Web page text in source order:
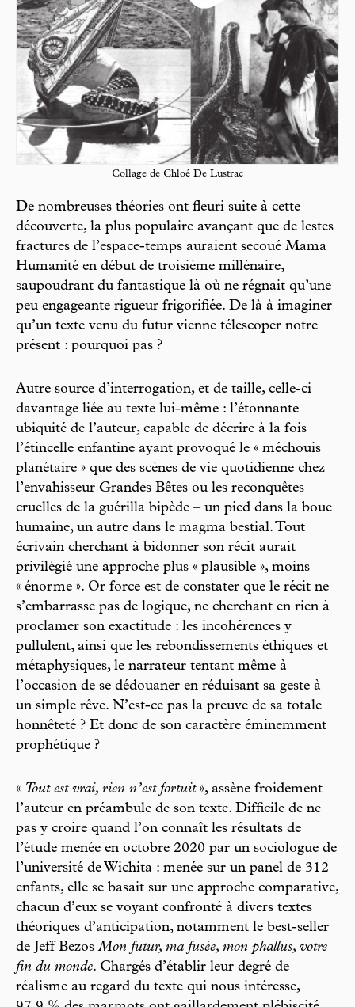
Collage de Chloé De Lustrac
De nombreuses théories ont fleuri suite à cette
découverte, la plus populaire avançant que de lestes
fractures de l’espace-temps auraient secoué Mama
Humanité en début de troisième millénaire,
saupoudrant du fantastique là où ne régnait qu’une
peu engageante rigueur frigorifiée. De là à imaginer
qu’un texte venu du futur vienne télescoper notre
présent : pourquoi pas ?
Autre source d’interrogation, et de taille, celle-ci
davantage liée au texte lui-même : l’étonnante
ubiquité de l’auteur, capable de décrire à la fois
l’étincelle enfantine ayant provoqué le « méchouis
planétaire » que des scènes de vie quotidienne chez
l’envahisseur Grandes Bêtes ou les reconquêtes
cruelles de la guérilla bipède – un pied dans la boue
humaine, un autre dans le magma bestial. Tout
écrivain cherchant à bidonner son récit aurait
privilégié une approche plus « plausible », moins
« énorme ». Or force est de constater que le récit ne
s’embarrasse pas de logique, ne cherchant en rien à
proclamer son exactitude : les incohérences y
pullulent, ainsi que les rebondissements éthiques et
métaphysiques, le narrateur tentant même à
l’occasion de se dédouaner en réduisant sa geste à
un simple rêve. N’est-ce pas la preuve de sa totale
honnêteté ? Et donc de son caractère éminemment
prophétique ?
« Tout est vrai, rien n’est fortuit», assène froidement
l’auteur en préambule de son texte. Difficile de ne
pas y croire quand l’on connaît les résultats de
l’étude menée en octobre 2020 par un sociologue de
l’université de Wichita : menée sur un panel de 312
enfants, elle se basait sur une approche comparative,
chacun d’eux se voyant confronté à divers textes
théoriques d’anticipation, notamment le best-seller
de Jeff BezosMon futur, ma fusée, mon phallus, votre
fin du monde. Chargés d’établir leur degré de
réalisme au regard du texte qui nous intéresse,